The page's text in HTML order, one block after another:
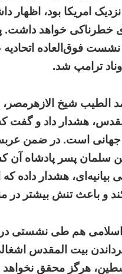
امریکا بود، اظهار
خطرناکی خواهد داشت.
نشست فوق‌العاده
ترامپ شد.
الطیب شیخ الازهرمصر،
هشدار داد و گفت
جهانی است. در ضمن
سلمان پسر پادشاه
هشدار داده
و باعث تنش بیشتر
هم طی نشستی در
بیت المقدس
هرگز محقق